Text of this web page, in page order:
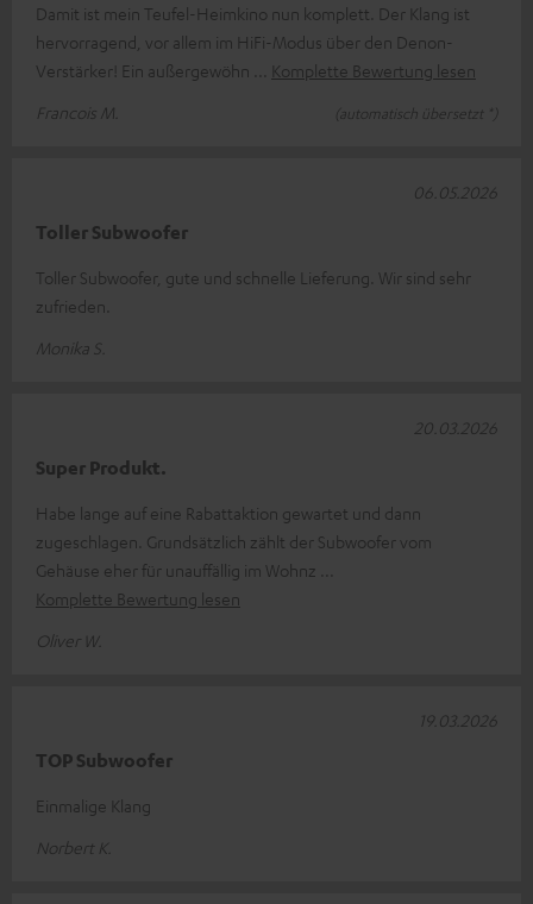
Damit ist mein Teufel-Heimkino nun komplett. Der Klang ist
hervorragend, vor allem im HiFi-Modus über den Denon-
Verstärker! Ein außergewöhn
Komplette Bewertung lesen
Francois M.
(automatisch übersetzt *)
Toller Subwoofer
Toller Subwoofer, gute und schnelle Lieferung. Wir sind sehr
zufrieden.
Monika S.
06.05.2026
Super Produkt.
Habe lange auf eine Rabattaktion gewartet und dann
zugeschlagen. Grundsätzlich zählt der Subwoofer vom
Gehäuse eher für unauffällig im Wohnz
Komplette Bewertung lesen
Oliver W.
20.03.2026
TOP Subwoofer
Einmalige Klang
Norbert K.
19.03.2026